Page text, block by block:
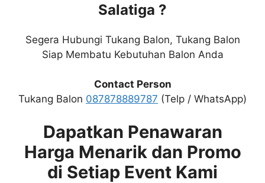
Salatiga ?
Segera Hubungi Tukang Balon, Tukang Balon
Siap Membatu Kebutuhan Balon Anda
Contact Person
Tukang Balon 087878889787 (Telp / WhatsApp)
Dapatkan Penawaran
Harga Menarik dan Promo
di Setiap Event Kami